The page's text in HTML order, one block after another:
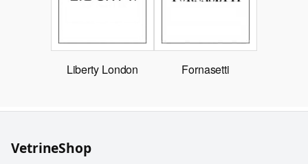
Liberty London Fornasetti
VetrineShop